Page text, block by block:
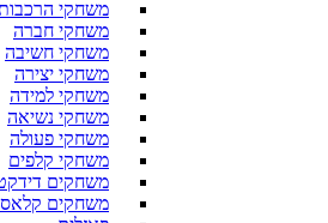
משחקי
משחקי חברה
משחקי חשיבה
משחקי יצירה
משחקי למידה
משחקי נשיאה
משחקי פעולה
משחקי קלפים
משחקים
משחקים